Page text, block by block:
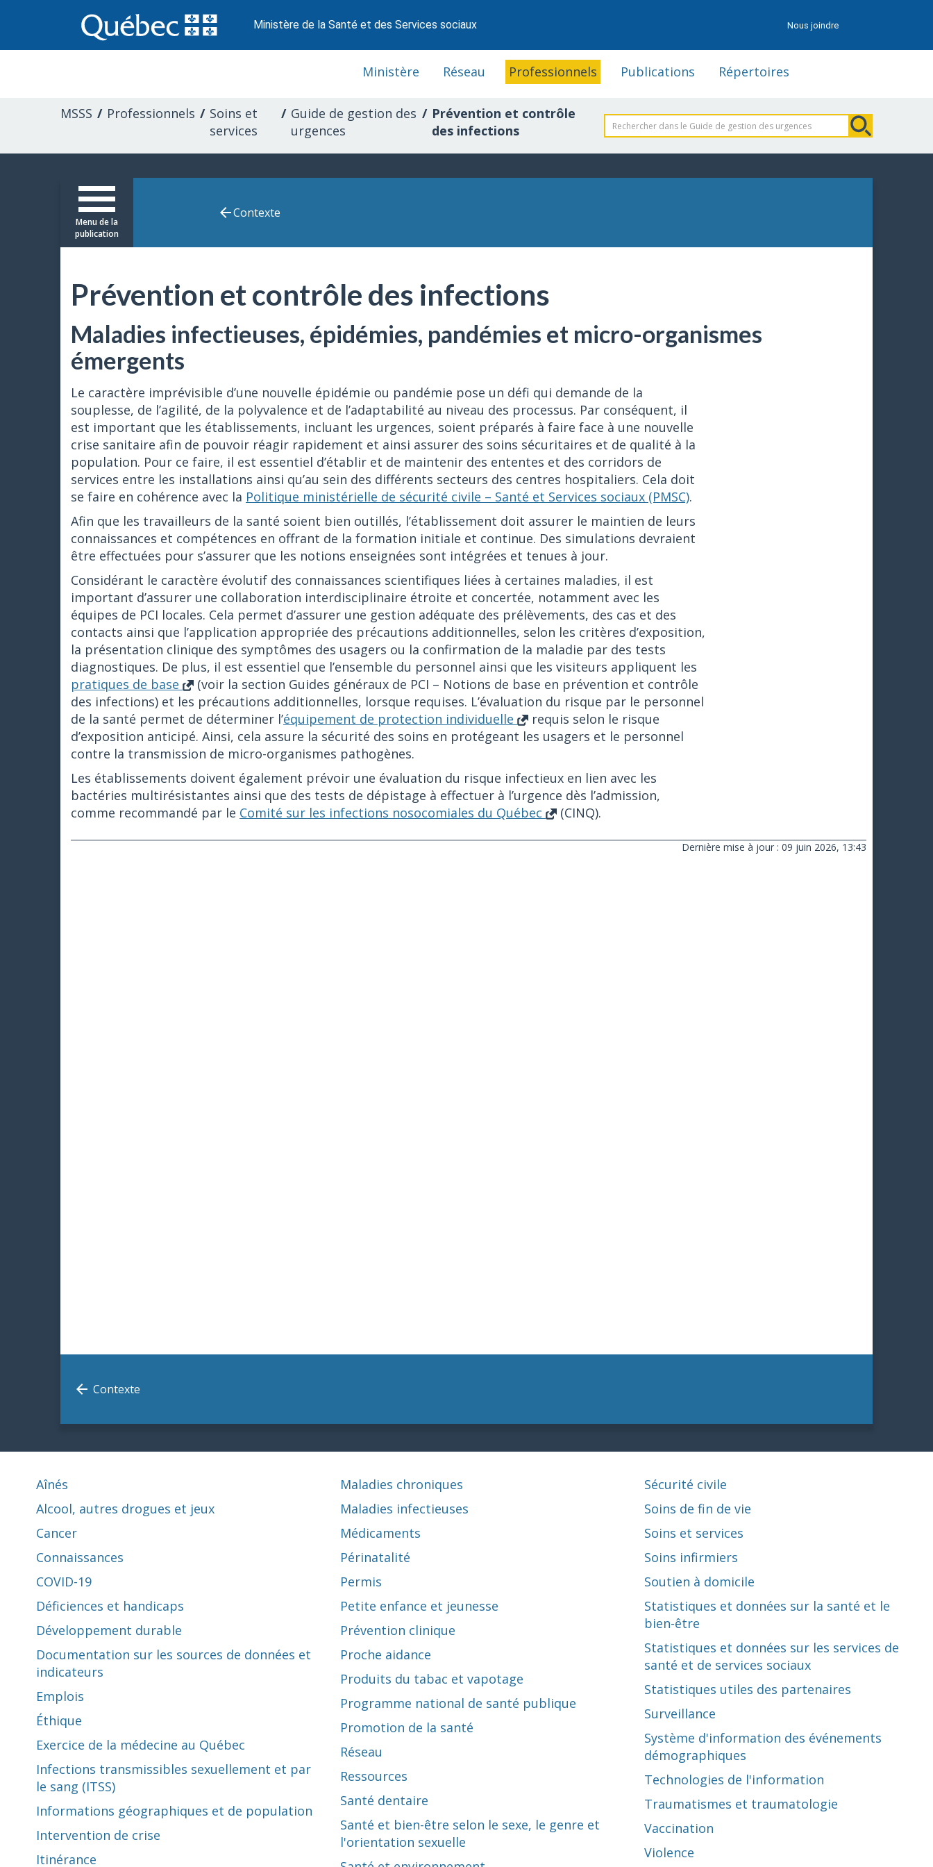
au
contenu
Ministère de la Santé et des Services sociaux Nous joindre
professionnels
Ministère Réseau Professionnels Publications Répertoires
MSSS Professionnels
Soins et
services
Guide de gestion des
urgences
Prévention et contrôle
des infections
Menu de la
publication
Contexte
Prévention et contrôle des infections
Maladies infectieuses, épidémies, pandémies et micro-organismes
émergents
Le caractère imprévisible d’une nouvelle épidémie ou pandémie pose un défi qui demande de la
souplesse, de l’agilité, de la polyvalence et de l’adaptabilité au niveau des processus. Par conséquent, il
est important que les établissements, incluant les urgences, soient préparés à faire face à une nouvelle
crise sanitaire afin de pouvoir réagir rapidement et ainsi assurer des soins sécuritaires et de qualité à la
population. Pour ce faire, il est essentiel d’établir et de maintenir des ententes et des corridors de
services entre les installations ainsi qu’au sein des différents secteurs des centres hospitaliers. Cela doit
se faire en cohérence avec la Politique ministérielle de sécurité civile – Santé et Services sociaux (PMSC).
Afin que les travailleurs de la santé soient bien outillés, l’établissement doit assurer le maintien de leurs
connaissances et compétences en offrant de la formation initiale et continue. Des simulations devraient
être effectuées pour s’assurer que les notions enseignées sont intégrées et tenues à jour.
Considérant le caractère évolutif des connaissances scientifiques liées à certaines maladies, il est
important d’assurer une collaboration interdisciplinaire étroite et concertée, notamment avec les
équipes de PCI locales. Cela permet d’assurer une gestion adéquate des prélèvements, des cas et des
contacts ainsi que l’application appropriée des précautions additionnelles, selon les critères d’exposition,
la présentation clinique des symptômes des usagers ou la confirmation de la maladie par des tests
diagnostiques. De plus, il est essentiel que l’ensemble du personnel ainsi que les visiteurs appliquent les
pratiques de base
(voir la section Guides généraux de PCI – Notions de base en prévention et contrôle
des infections) et les précautions additionnelles, lorsque requises. L’évaluation du risque par le personnel
de la santé permet de déterminer l’équipement de protection individuelle
requis selon le risque
d’exposition anticipé. Ainsi, cela assure la sécurité des soins en protégeant les usagers et le personnel
contre la transmission de micro-organismes pathogènes.
Les établissements doivent également prévoir une évaluation du risque infectieux en lien avec les
bactéries multirésistantes ainsi que des tests de dépistage à effectuer à l’urgence dès l’admission,
comme recommandé par le Comité sur les infections nosocomiales du Québec (CINQ).
Dernière mise à jour : 09 juin 2026, 13:43
Contexte
Aînés
Alcool, autres drogues et jeux
Cancer
Connaissances
COVID-19
Déficiences et handicaps
Développement durable
Documentation sur les sources de données et
indicateurs
Emplois
Éthique
Exercice de la médecine au Québec
Infections transmissibles sexuellement et par
le sang (ITSS)
Informations géographiques et de population
Intervention de crise
Itinérance
Maladies chroniques
Maladies infectieuses
Médicaments
Périnatalité
Permis
Petite enfance et jeunesse
Prévention clinique
Proche aidance
Produits du tabac et vapotage
Programme national de santé publique
Promotion de la santé
Réseau
Ressources
Santé dentaire
Santé et bien-être selon le sexe, le genre et
l'orientation sexuelle
Sécurité civile
Soins de fin de vie
Soins et services
Soins infirmiers
Soutien à domicile
Statistiques et données sur la santé et le
bien-être
Statistiques et données sur les services de
santé et de services sociaux
Statistiques utiles des partenaires
Surveillance
Système d'information des événements
démographiques
Technologies de l'information
Traumatismes et traumatologie
Vaccination
Violence